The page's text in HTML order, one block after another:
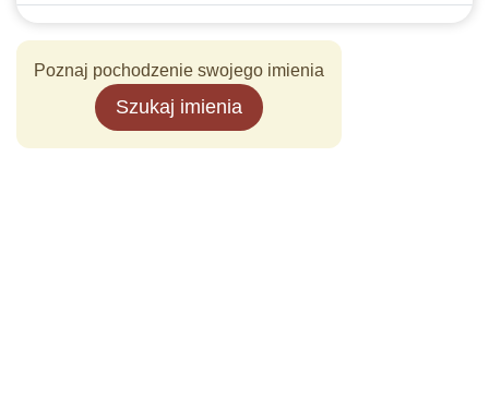
Poznaj pochodzenie swojego imienia
Szukaj imienia